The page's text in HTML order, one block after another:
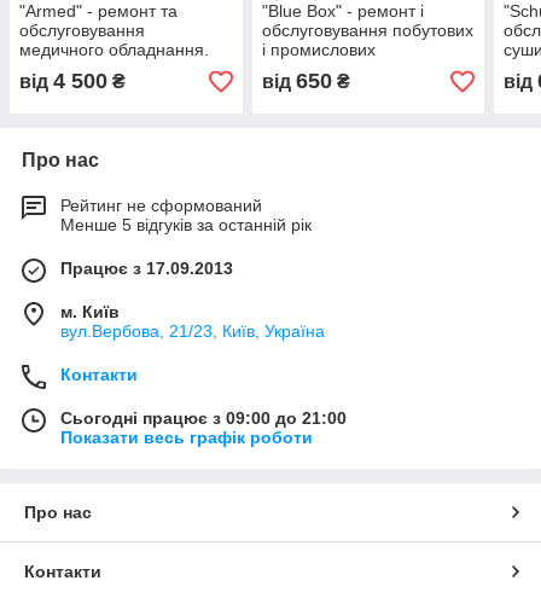
"Armed" - ремонт та
обслуговування
медичного обладнання.
від 4 500 ₴
"Blue Box" - ремонт і
обслуговування побутових
і промислових
кондиціонерів.
від 650₴ від
Про нас
Рейтинг не сформований
Менше 5 відгуків за останній рік
Працює з 17.09.2013
м. Київ
вул.Вербова, 21/23, Київ, Україна
Контакти
Сьогодні працює з 09:00 до 21:00
Показати весь графік роботи
Про нас
Контакти